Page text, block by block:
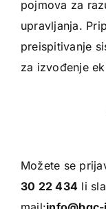
pojmova za
upravljanja.
preispitivanje
za izvođenje
Možete se
30 22 434 li